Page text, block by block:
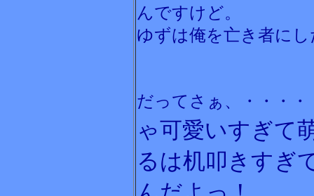
んですけど。
ゆずは俺を亡き者に
だってさぁ、・・・・
ゃ可愛いすぎて
るは机叩きすぎ